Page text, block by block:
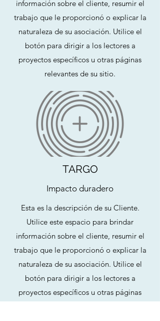
información sobre el cliente, resumir el
trabajo que le proporcionó o explicar la
naturaleza de su asociación. Utilice el
botón para dirigir a los lectores a
proyectos específicos u otras páginas
relevantes de su sitio.
TARGO
Impacto duradero
Esta es la descripción de su Cliente.
Utilice este espacio para brindar
información sobre el cliente, resumir el
trabajo que le proporcionó o explicar la
naturaleza de su asociación. Utilice el
botón para dirigir a los lectores a
proyectos específicos u otras páginas